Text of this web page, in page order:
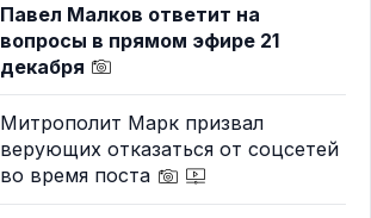
Павел Малков ответит на
вопросы в прямом эфире 21
декабря
Митрополит Марк призвал
верующих отказаться от соцсетей
во время поста